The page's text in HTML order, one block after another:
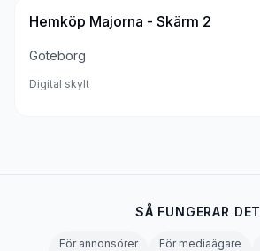
Hemköp Majorna - Skärm 2
Göteborg
Digital skylt
SÅ FUNGERAR DET
För annonsörer För mediaägare